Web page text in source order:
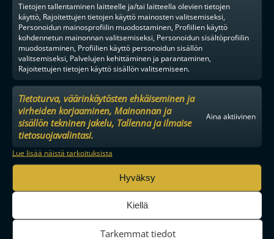
Tietojen tallentaminen laitteelle ja/tai laitteella olevien tietojen
käyttö, Rajoitettujen tietojen käyttö mainosten valitsemiseksi,
Personoidun mainosprofiilin muodostaminen, Profiilien käyttö
kohdennetun mainonnan valitsemiseksi, Personoidun sisältöprofiilin
muodostaminen, Profiilien käyttö personoidun sisällön
valitsemiseksi, Palvelujen kehittäminen ja parantaminen,
Rajoitettujen tietojen käyttö sisällön valitsemiseen.
Tietoturva, väärinkäytösten ehkäiseminen ja
virheiden korjaaminen, Mainonnan ja
sisällön tekninen jakelu, Tallenna ja ilmaise
tietosuojavalintasi.
Aina aktiivinen
Lue lisää näistä tarkoituksista
Hyväksy
Kiellä
Tarkemmat tiedot
Minkälaisia odotuksia sinulla on uudesta vahvistuksesta, Kalpana
Tarvaisesta?
– Kyseessä on lahjakas ja motivoitunut pelaaja. On ollut
mielenkiintoista tehdä yhteistyötä. Isot ovat myös odotukseni.
Viisikko ja joukkue edellä kuitenkin mennään. Kalpana ei ole ainoa,
sillä joukkueessa on muitakin lahjakkaita nuoria, kuten nuorten
Teksti: Hannu Tuominen
Kuvat: Ville Vuorinen ja Esa Takalo